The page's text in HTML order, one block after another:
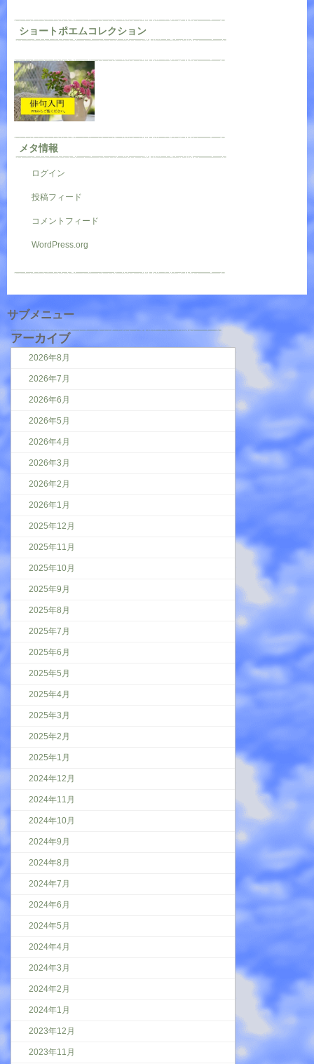
ショートポエムコレクション
メタ情報
ログイン
投稿フィード
コメントフィード
WordPress.org
サブメニュー
アーカイブ
2026年8月
2026年7月
2026年6月
2026年5月
2026年4月
2026年3月
2026年2月
2026年1月
2025年12月
2025年11月
2025年10月
2025年9月
2025年8月
2025年7月
2025年6月
2025年5月
2025年4月
2025年3月
2025年2月
2025年1月
2024年12月
2024年11月
2024年10月
2024年9月
2024年8月
2024年7月
2024年6月
2024年5月
2024年4月
2024年3月
2024年2月
2024年1月
2023年12月
2023年11月